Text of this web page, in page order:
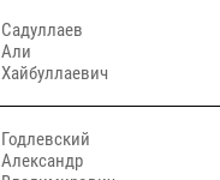
Садуллаев
Али
Хайбуллаевич
Годлевский
Александр